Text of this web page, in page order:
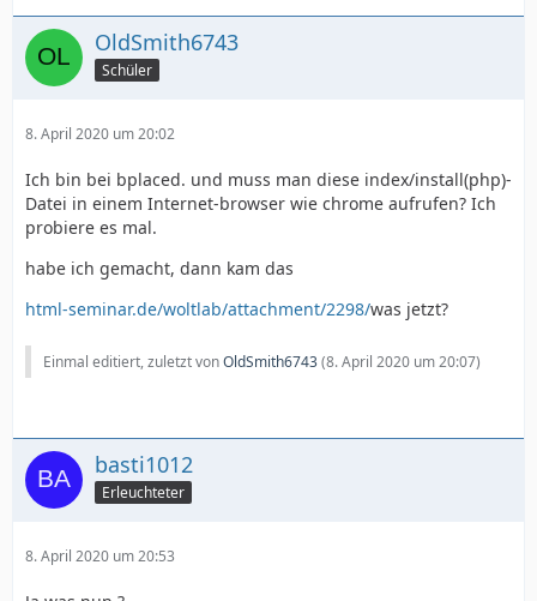
OldSmith6743
Schüler
8. April 2020 um 20:02
Ich bin bei bplaced. und muss man diese index/install(php)-
Datei in einem Internet-browser wie chrome aufrufen? Ich
probiere es mal.
habe ich gemacht, dann kam das
html-seminar.de/woltlab/attachment/2298/was jetzt?
Einmal editiert, zuletzt vonOldSmith6743(8. April 2020 um 20:07)
basti1012
Erleuchteter
8. April 2020 um 20:53